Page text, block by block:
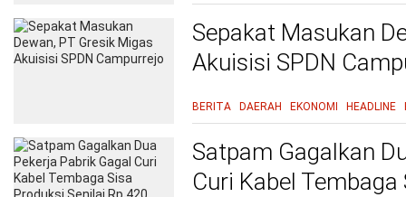
Sepakat Masukan
Akuisisi SPDN
BERITA DAERAH EKONOMI HEADLINE
Satpam Gagalkan
Curi Kabel